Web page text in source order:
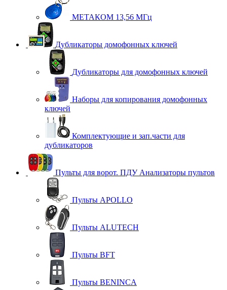
МЕТАКОМ 13,56 МГц
Дубликаторы домофонных ключей
Дубликаторы для домофонных ключей
Наборы для копирования домофонных
ключей
Комплектующие и зап.части для
дубликаторов
Пульты для ворот. ПДУ Анализаторы пультов
Пульты APOLLO
Пульты ALUTECH
Пульты BFT
Пульты BENINCA